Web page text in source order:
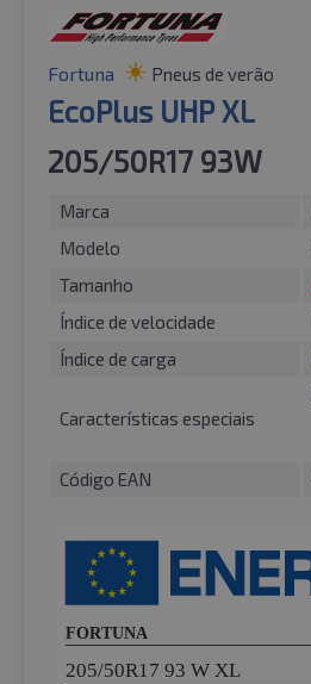
Fortuna Pneus de verão
EcoPlus UHP XL
205/50R17 93W
Marca
Modelo
Tamanho
Índice de velocidade
Índice de carga
Características especiais
Código EAN